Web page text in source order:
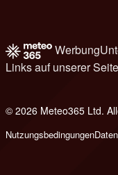
Werbung
Links auf unserer Seite
© 2026 Meteo365 Ltd.
Nutzungsbedingungen